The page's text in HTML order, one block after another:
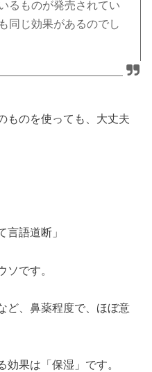
るものが発売されてい
同じ効果があるのでし
ものを使っても、大丈夫
言語道断」
ソです。
ど、鼻薬程度で、ほぼ意
果は「保湿」です。